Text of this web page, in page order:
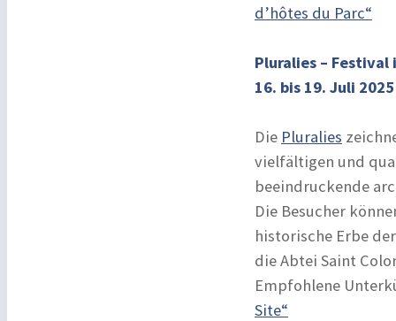
d’hôtes du Parc“
Pluralies – Festival
16. bis 19. Juli 2025
Die Pluralies
vielfältigen und
beeindruckende
Die Besucher
historische Erbe
die Abtei Saint
Empfohlene
Site“